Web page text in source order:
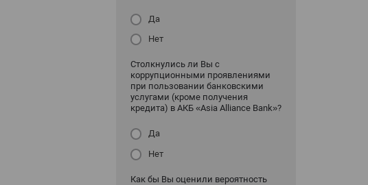
Да
Нет
Столкнулись ли Вы с
коррупционными проявлениями
при пользовании банковскими
услугами (кроме получения
кредита) в АКБ «Asia Alliance Bank»?
Да
Нет
Как бы Вы оценили вероятность